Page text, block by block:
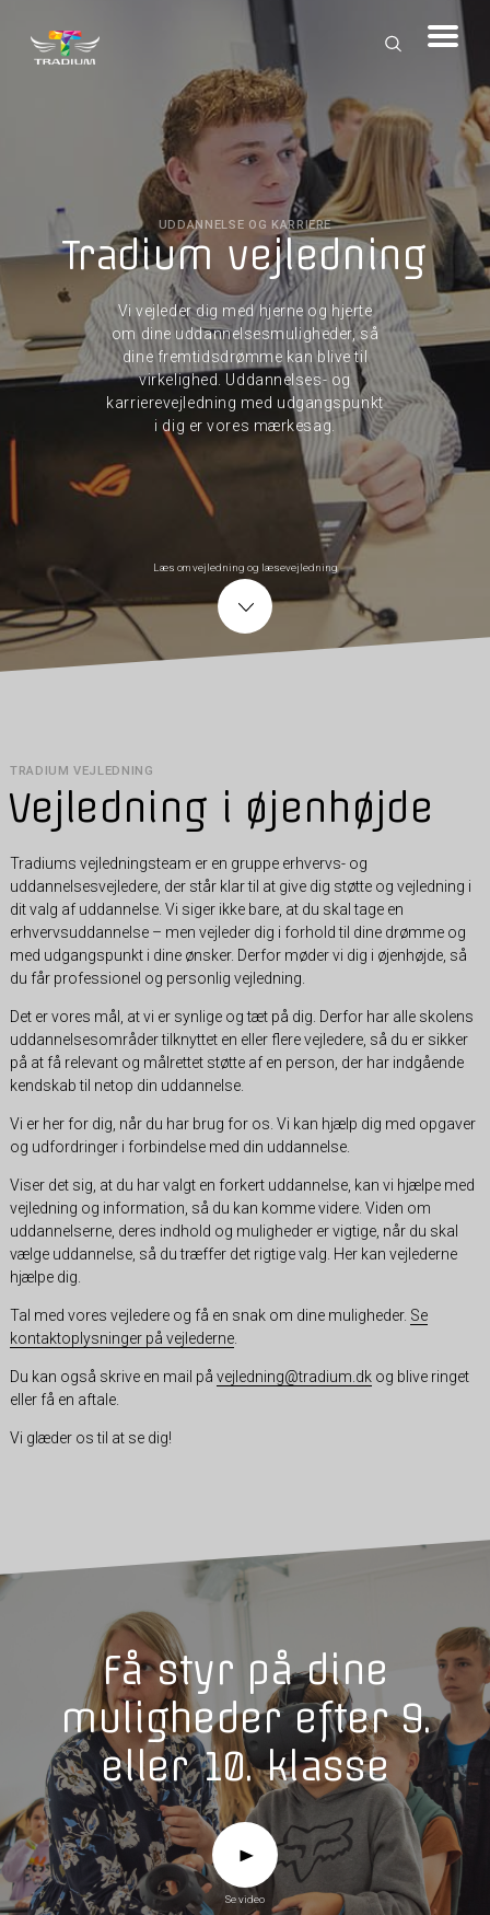
UDDANNELSE OG KARRIERE
Tradium vejledning
Vi vejleder dig med hjerne og hjerte
om dine uddannelsesmuligheder, så
dine fremtidsdrømme kan blive til
virkelighed. Uddannelses- og
karrierevejledning med udgangspunkt
i dig er vores mærkesag.
Læs om vejledning og læsevejledning
TRADIUM VEJLEDNING
Vejledning i øjenhøjde
Tradiums vejledningsteam er en gruppe erhvervs- og
uddannelsesvejledere, der står klar til at give dig støtte og vejledning i
dit valg af uddannelse. Vi siger ikke bare, at du skal tage en
erhvervsuddannelse – men vejleder dig i forhold til dine drømme og
med udgangspunkt i dine ønsker. Derfor møder vi dig i øjenhøjde, så
du får professionel og personlig vejledning.
Det er vores mål, at vi er synlige og tæt på dig. Derfor har alle skolens
uddannelsesområder tilknyttet en eller flere vejledere, så du er sikker
på at få relevant og målrettet støtte af en person, der har indgående
kendskab til netop din uddannelse.
Vi er her for dig, når du har brug for os. Vi kan hjælp dig med opgaver
og udfordringer i forbindelse med din uddannelse.
Viser det sig, at du har valgt en forkert uddannelse, kan vi hjælpe med
vejledning og information, så du kan komme videre. Viden om
uddannelserne, deres indhold og muligheder er vigtige, når du skal
vælge uddannelse, så du træffer det rigtige valg. Her kan vejlederne
hjælpe dig.
Tal med vores vejledere og få en snak om dine muligheder. Se
kontaktoplysninger på vejlederne.
Du kan også skrive en mail på vejledning@tradium.dkog blive ringet
eller få en aftale.
Vi glæder os til at se dig!
Få styr på dine
muligheder efter 9.
eller 10. klasse
Se video